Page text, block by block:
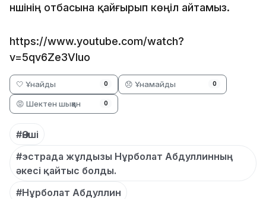
Әншінің отбасына қайғырып көңіл айтамыз.
https://www.youtube.com/watch?
v=5qv6Ze3VIuo
🤍 Ұнайды 0 😞 Ұнамайды 0
😡 Шектен шыққан 0
#Әнші
#эстрада жұлдызы Нұрболат Абдуллинның
әкесі қайтыс болды.
#Нұрболат Абдуллин